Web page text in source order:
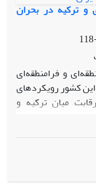
و ترکیه در بحران
و فرامنطقه‌ای
کشور رویکردهای
میان ترکیه و
بشار اسد حمایت
تبدیل شد که
و امنیت ملی
و تداوم خطوط